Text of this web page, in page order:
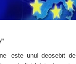
este unul deosebit de